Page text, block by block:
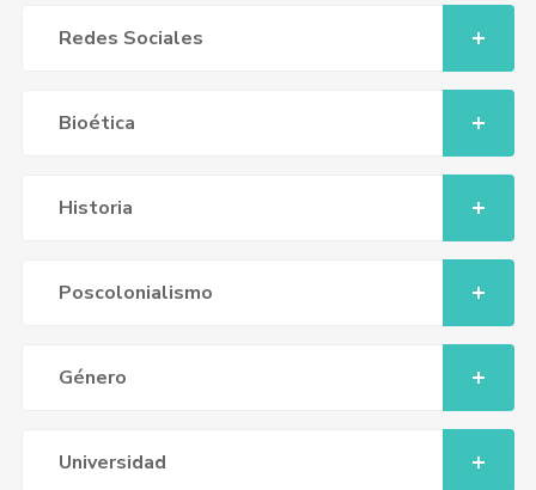
Redes Sociales
Bioética
Historia
Poscolonialismo
Género
Universidad